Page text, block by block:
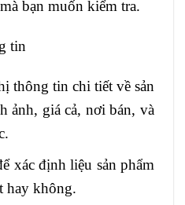
bạn muốn kiểm tra.
tin
thông tin chi tiết về sản
ảnh, giá cả, nơi bán, và
xác định liệu sản phẩm
hay không.